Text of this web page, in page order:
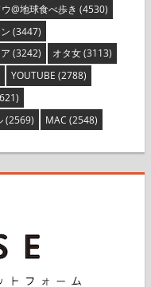
@地球食べ歩き (4530)
(3447)
(3242) オタ女(3113)
YOUTUBE (2788)
(2569) MAC (2548)